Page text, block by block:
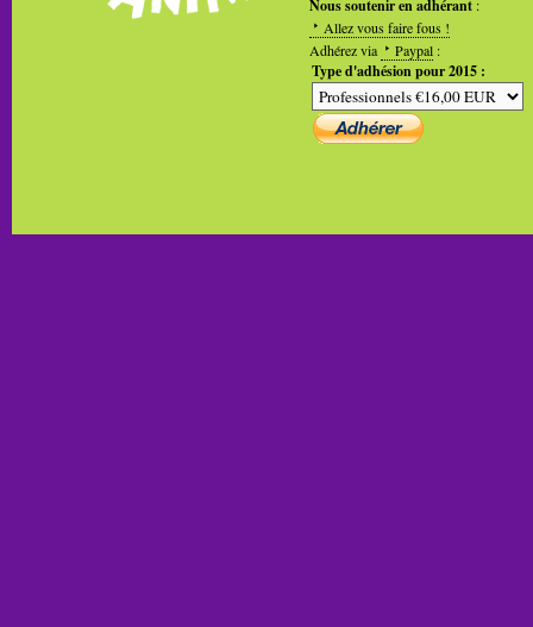
Nous soutenir en adhérant :
Allez vous faire fous !
Adhérez via
Paypal :
Type d'adhésion pour 2015 :